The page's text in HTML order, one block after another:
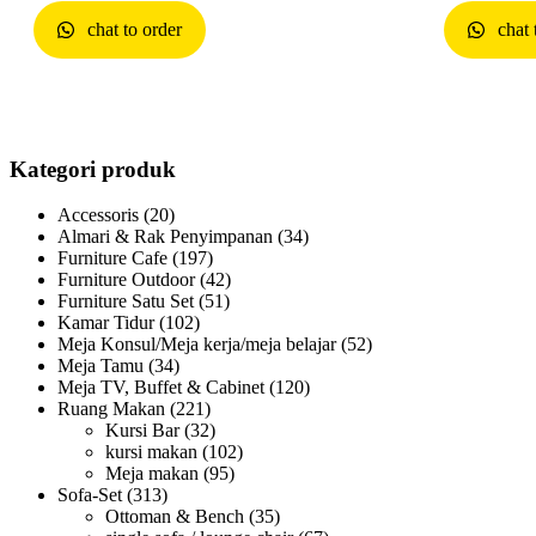
chat to order chat
Kategori produk
Accessoris (20)
Almari & Rak Penyimpanan (34)
Furniture Cafe (197)
Furniture Outdoor (42)
Furniture Satu Set (51)
Kamar Tidur (102)
Meja Konsul/Meja kerja/meja belajar (52)
Meja Tamu (34)
Meja TV, Buffet & Cabinet (120)
Ruang Makan (221)
Kursi Bar (32)
kursi makan (102)
Meja makan (95)
Sofa-Set (313)
Ottoman & Bench (35)